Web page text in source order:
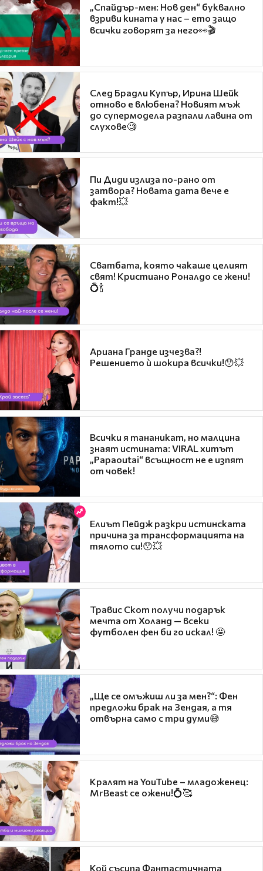
„Спайдър-мен: Нов ден“ буквално
взриви кината у нас – ето защо
всички говорят за него👀🎬
След Брадли Купър, Ирина Шейк
отново е влюбена? Новият мъж
до супермодела разпали лавина от
слухове🧐
Пи Диди излиза по-рано от
затвора? Новата дата вече е
факт!💥
Сватбата, която чакаше целият
свят! Кристиано Роналдо се жени!
💍🍾
Ариана Гранде изчезва?!
Решението ѝ шокира всички!😯💥
Всички я тананикат, но малцина
знаят истината: VIRAL хитът
„Papaoutai“ всъщност не е изпят
от човек!
Елиът Пейдж разкри истинската
причина за трансформацията на
тялото си!😯💥
Травис Скот получи подарък
мечта от Холанд — всеки
футболен фен би го искал! 🤩
„Ще се омъжиш ли за мен?“: Фен
предложи брак на Зендая, а тя
отвърна само с три думи😅
Кралят на YouTube – младоженец:
MrBeast се ожени!💍🥰
Кой съсипа Фантастичната